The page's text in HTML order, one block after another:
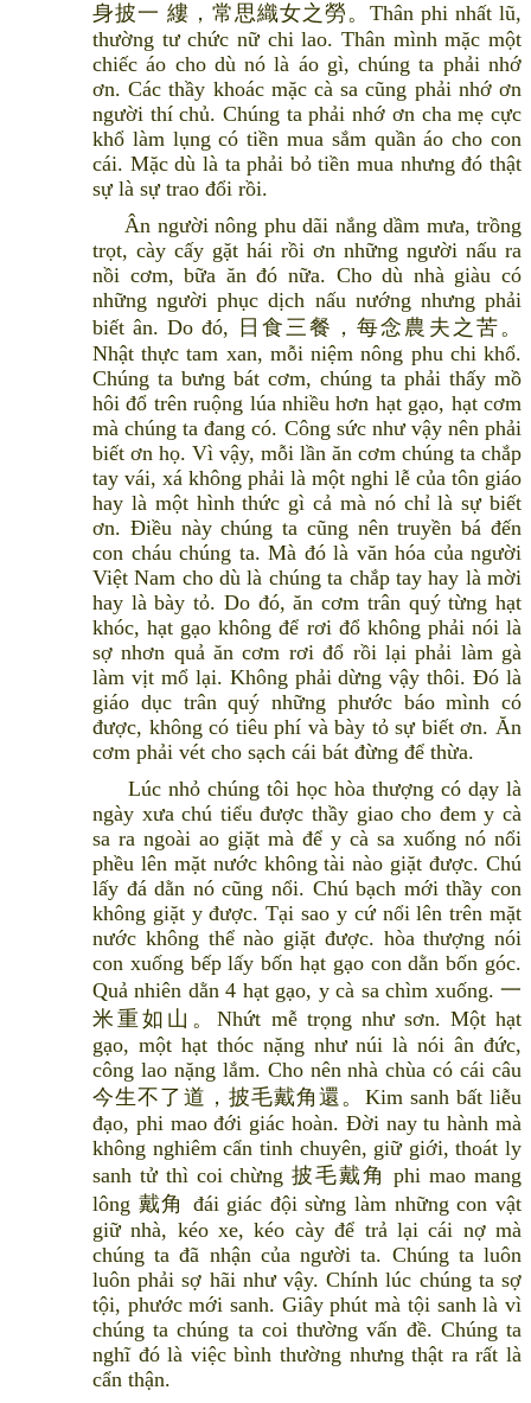
身披一 縷，常思織女之勞。Thân phi nhất lũ,
thường tư chức nữ chi lao. Thân mình mặc một
chiếc áo cho dù nó là áo gì, chúng ta phải nhớ
ơn. Các thầy khoác mặc cà sa cũng phải nhớ ơn
người thí chủ. Chúng ta phải nhớ ơn cha mẹ cực
khổ làm lụng có tiền mua sắm quần áo cho con
cái. Mặc dù là ta phải bỏ tiền mua nhưng đó thật
sự là sự trao đổi rồi.
Ân người nông phu dãi nắng dầm mưa, trồng
trọt, cày cấy gặt hái rồi ơn những người nấu ra
nồi cơm, bữa ăn đó nữa. Cho dù nhà giàu có
những người phục dịch nấu nướng nhưng phải
biết ân. Do đó, 日食三餐，每念農夫之苦。
Nhật thực tam xan, mỗi niệm nông phu chi khổ.
Chúng ta bưng bát cơm, chúng ta phải thấy mồ
hôi đổ trên ruộng lúa nhiều hơn hạt gạo, hạt cơm
mà chúng ta đang có. Công sức như vậy nên phải
biết ơn họ. Vì vậy, mỗi lần ăn cơm chúng ta chắp
tay vái, xá không phải là một nghi lễ của tôn giáo
hay là một hình thức gì cả mà nó chỉ là sự biết
ơn. Điều này chúng ta cũng nên truyền bá đến
con cháu chúng ta. Mà đó là văn hóa của người
Việt Nam cho dù là chúng ta chắp tay hay là mời
hay là bày tỏ. Do đó, ăn cơm trân quý từng hạt
khóc, hạt gạo không để rơi đổ không phải nói là
sợ nhơn quả ăn cơm rơi đổ rồi lại phải làm gà
làm vịt mổ lại. Không phải dừng vậy thôi. Đó là
giáo dục trân quý những phước báo mình có
được, không có tiêu phí và bày tỏ sự biết ơn. Ăn
cơm phải vét cho sạch cái bát đừng để thừa.
Lúc nhỏ chúng tôi học hòa thượng có dạy là
ngày xưa chú tiểu được thầy giao cho đem y cà
sa ra ngoài ao giặt mà để y cà sa xuống nó nổi
phều lên mặt nước không tài nào giặt được. Chú
lấy đá dằn nó cũng nổi. Chú bạch mới thầy con
không giặt y được. Tại sao y cứ nổi lên trên mặt
nước không thể nào giặt được. hòa thượng nói
con xuống bếp lấy bốn hạt gạo con dằn bốn góc.
Quả nhiên dằn 4 hạt gạo, y cà sa chìm xuống. 一
米重如山。Nhứt mễ trọng như sơn. Một hạt
gạo, một hạt thóc nặng như núi là nói ân đức,
công lao nặng lắm. Cho nên nhà chùa có cái câu
今生不了道，披毛戴角還。Kim sanh bất liễu
đạo, phi mao đới giác hoàn. Đời nay tu hành mà
không nghiêm cẩn tinh chuyên, giữ giới, thoát ly
sanh tử thì coi chừng 披毛戴角 phi mao mang
lông 戴角 đái giác đội sừng làm những con vật
giữ nhà, kéo xe, kéo cày để trả lại cái nợ mà
chúng ta đã nhận của người ta. Chúng ta luôn
luôn phải sợ hãi như vậy. Chính lúc chúng ta sợ
tội, phước mới sanh. Giây phút mà tội sanh là vì
chúng ta chúng ta coi thường vấn đề. Chúng ta
nghĩ đó là việc bình thường nhưng thật ra rất là
cẩn thận.